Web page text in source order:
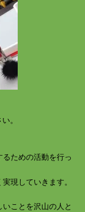
。
ための活動を行っ
現していきます。
ことを沢山の人と